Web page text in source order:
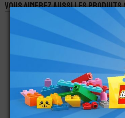
Vous aimerez aussi les produits
LEGO® CHASSIS
0,29€
LEGO®
PNEUMATIQUE
MM (NOIR)
1,15€
LEGO® ACCESSOIRE
LEGO®